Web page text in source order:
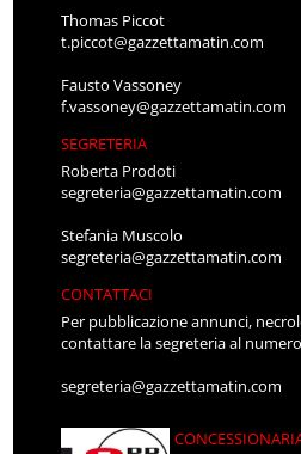
Thomas Piccot
t.piccot@gazzettamatin.com
Fausto Vassoney
f.vassoney@gazzettamatin.com
SEGRETERIA
Roberta Prodoti
segreteria@gazzettamatin.com
Stefania Muscolo
segreteria@gazzettamatin.com
CONTATTACI
Per pubblicazione annunci,
contattare la segreteria al
segreteria@gazzettamatin.com